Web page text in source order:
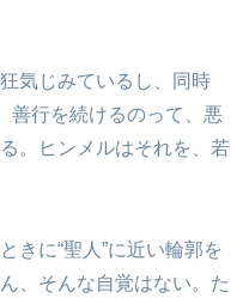
気じみているし、同時
善行を続けるのって、悪
。ヒンメルはそれを、若
きに“聖人”に近い輪郭を
、そんな自覚はない。た